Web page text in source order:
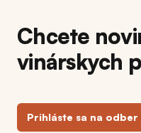
Chcete
vinárskych
Prihláste sa na odber